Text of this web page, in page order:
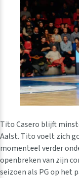
Tito Casero blijft
Aalst. Tito voelt zich
momenteel verder
openbreken van zijn
seizoen als PG op het